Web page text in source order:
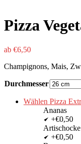
Pizza
ab €6,50
Champignons, Mais,
Durchmesser
Wählen Pizza
Ananas
+€0,50
Artischocke
+€0,50